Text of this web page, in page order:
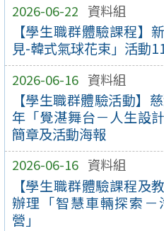
2026-06-22 資料組
【學生職群體驗課程】
見-韓式氣球花束」活動
2026-06-16 資料組
【學生職群體驗活動】
年「覺湛舞台－人生設
簡章及活動海報
2026-06-16 資料組
【學生職群體驗課程及
辦理「智慧車輛探索
營」